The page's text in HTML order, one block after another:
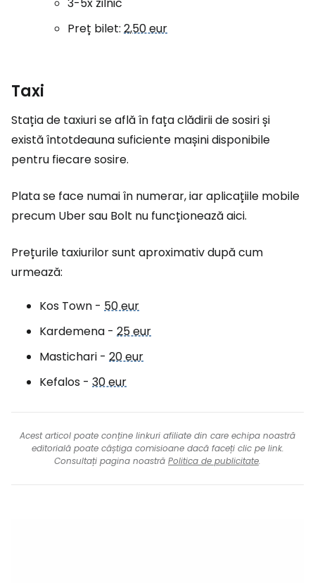
Preț bilet: 2,50 eur
Taxi
Stația de taxiuri se află în fața clădirii de sosiri și
există întotdeauna suficiente mașini disponibile
pentru fiecare sosire.
Plata se face numai în numerar, iar aplicațiile mobile
precum Uber sau Bolt nu funcționează aici.
Prețurile taxiurilor sunt aproximativ după cum
urmează:
Kos Town - 50 eur
Kardemena - 25 eur
Mastichari - 20 eur
Kefalos - 30 eur
Acest articol poate conține linkuri afiliate din care echipa noastră
editorială poate câștiga comisioane dacă faceți clic pe link.
Consultați pagina noastră Politica de publicitate.